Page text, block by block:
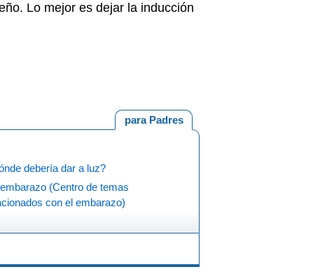
Lo mejor es dejar la inducción
para Padres
debería dar a luz?
(Centro de temas
con el embarazo)